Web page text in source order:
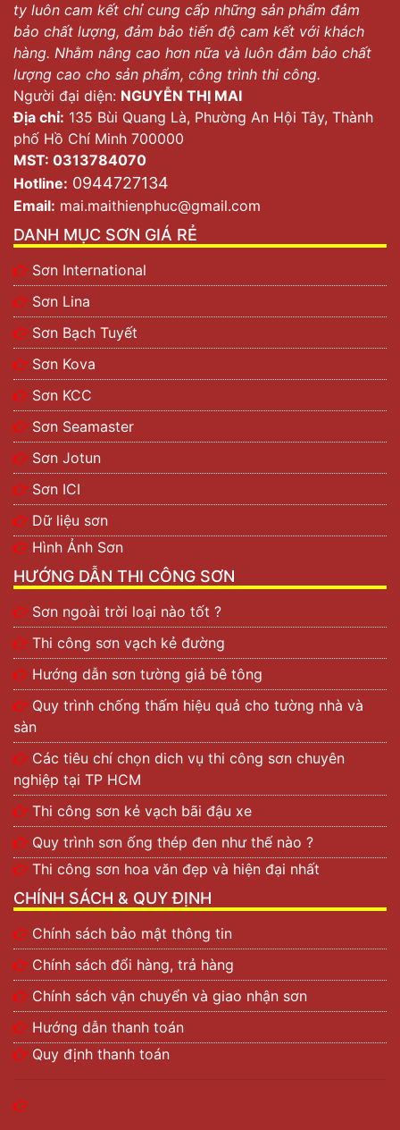
ty luôn cam kết chỉ cung cấp những sản phẩm đảm
bảo chất lượng, đảm bảo tiến độ cam kết với khách
hàng. Nhằm nâng cao hơn nữa và luôn đảm bảo chất
lượng cao cho sản phẩm, công trình thi công.
Người đại diện: NGUYỄN THỊ MAI
Địa chỉ: 135 Bùi Quang Là, Phường An Hội Tây, Thành
phố Hồ Chí Minh 700000
MST: 0313784070
Hotline: 0944727134
Email: mai.maithienphuc@gmail.com
DANH MỤC SƠN GIÁ RẺ
Sơn International
Sơn Lina
Sơn Bạch Tuyết
Sơn Kova
Sơn KCC
Sơn Seamaster
Sơn Jotun
Sơn ICI
Dữ liệu sơn
Hình Ảnh Sơn
HƯỚNG DẪN THI CÔNG SƠN
Sơn ngoài trời loại nào tốt ?
Thi công sơn vạch kẻ đường
Hướng dẫn sơn tường giả bê tông
Quy trình chống thấm hiệu quả cho tường nhà và
sàn
Các tiêu chí chọn dich vụ thi công sơn chuyên
nghiệp tại TP HCM
Thi công sơn kẻ vạch bãi đậu xe
Quy trình sơn ống thép đen như thế nào ?
Thi công sơn hoa văn đẹp và hiện đại nhất
CHÍNH SÁCH & QUY ĐỊNH
Chính sách bảo mật thông tin
Chính sách đổi hàng, trả hàng
Chính sách vận chuyển và giao nhận sơn
Hướng dẫn thanh toán
Quy định thanh toán